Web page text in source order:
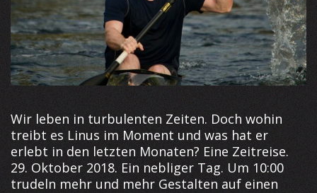
Wir leben in turbulenten Zeiten. Doch wohin
treibt es Linus im Moment und was hat er
erlebt in den letzten Monaten? Eine Zeitreise.
29. Oktober 2018. Ein nebliger Tag. Um 10:00
trudeln mehr und mehr Gestalten auf einen